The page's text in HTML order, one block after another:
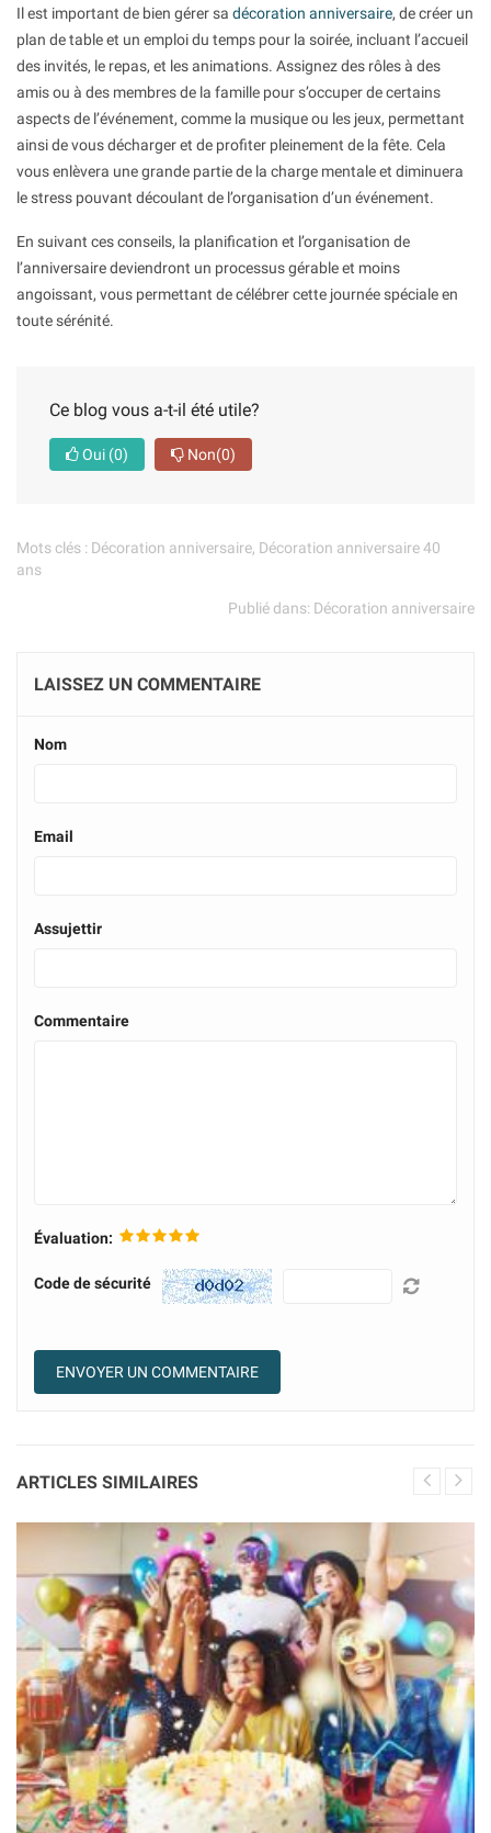
Il est important de bien gérer sa décoration anniversaire, de créer un
plan de table et un emploi du temps pour la soirée, incluant l’accueil
des invités, le repas, et les animations. Assignez des rôles à des
amis ou à des membres de la famille pour s’occuper de certains
aspects de l’événement, comme la musique ou les jeux, permettant
ainsi de vous décharger et de profiter pleinement de la fête. Cela
vous enlèvera une grande partie de la charge mentale et diminuera
le stress pouvant découlant de l’organisation d’un événement.
En suivant ces conseils, la planification et l’organisation de
l’anniversaire deviendront un processus gérable et moins
angoissant, vous permettant de célébrer cette journée spéciale en
toute sérénité.
Ce blog vous a-t-il été utile?
Oui (0) Non(0)
Mots clés : Décoration anniversaire, Décoration anniversaire 40
ans
Publié dans: Décoration anniversaire
LAISSEZ UN COMMENTAIRE
Nom
Email
Assujettir
Commentaire
Évaluation:
Code de sécurité
ARTICLES SIMILAIRES